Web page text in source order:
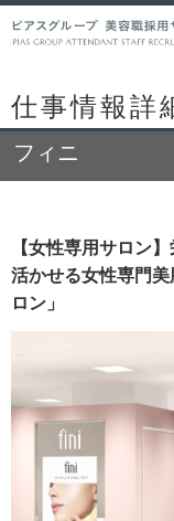
仕事情報詳
フィニ
【女性専用サロン
活かせる女性専門
ロン」